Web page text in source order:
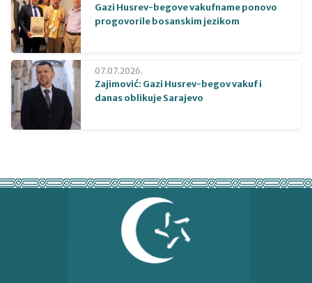
Gazi Husrev-begove vakufname ponovo
progovorile bosanskim jezikom
07.07.2026.
Zajimović: Gazi Husrev-begov vakuf i
danas oblikuje Sarajevo